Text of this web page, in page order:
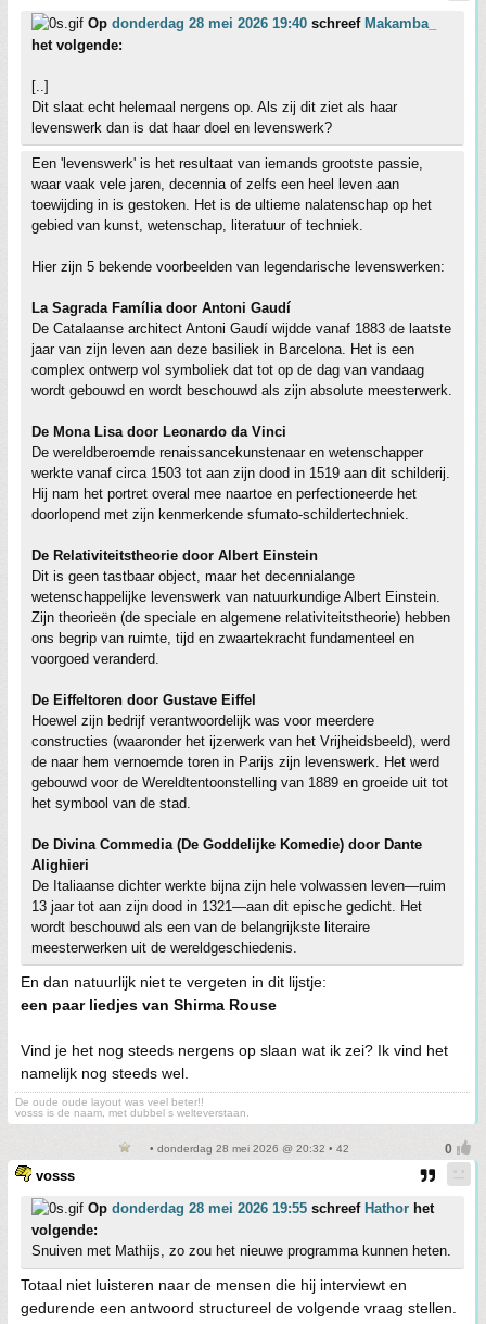
Op donderdag 28 mei 2026 19:40 schreef Makamba_
het volgende:
[..]
Dit slaat echt helemaal nergens op. Als zij dit ziet als haar
levenswerk dan is dat haar doel en levenswerk?
Een 'levenswerk' is het resultaat van iemands grootste passie,
waar vaak vele jaren, decennia of zelfs een heel leven aan
toewijding in is gestoken. Het is de ultieme nalatenschap op het
gebied van kunst, wetenschap, literatuur of techniek.
Hier zijn 5 bekende voorbeelden van legendarische levenswerken:
La Sagrada Família door Antoni Gaudí
De Catalaanse architect Antoni Gaudí wijdde vanaf 1883 de laatste
jaar van zijn leven aan deze basiliek in Barcelona. Het is een
complex ontwerp vol symboliek dat tot op de dag van vandaag
wordt gebouwd en wordt beschouwd als zijn absolute meesterwerk.
De Mona Lisa door Leonardo da Vinci
De wereldberoemde renaissancekunstenaar en wetenschapper
werkte vanaf circa 1503 tot aan zijn dood in 1519 aan dit schilderij.
Hij nam het portret overal mee naartoe en perfectioneerde het
doorlopend met zijn kenmerkende sfumato-schildertechniek.
De Relativiteitstheorie door Albert Einstein
Dit is geen tastbaar object, maar het decennialange
wetenschappelijke levenswerk van natuurkundige Albert Einstein.
Zijn theorieën (de speciale en algemene relativiteitstheorie) hebben
ons begrip van ruimte, tijd en zwaartekracht fundamenteel en
voorgoed veranderd.
De Eiffeltoren door Gustave Eiffel
Hoewel zijn bedrijf verantwoordelijk was voor meerdere
constructies (waaronder het ijzerwerk van het Vrijheidsbeeld), werd
de naar hem vernoemde toren in Parijs zijn levenswerk. Het werd
gebouwd voor de Wereldtentoonstelling van 1889 en groeide uit tot
het symbool van de stad.
De Divina Commedia (De Goddelijke Komedie) door Dante
Alighieri
De Italiaanse dichter werkte bijna zijn hele volwassen leven—ruim
13 jaar tot aan zijn dood in 1321—aan dit epische gedicht. Het
wordt beschouwd als een van de belangrijkste literaire
meesterwerken uit de wereldgeschiedenis.
En dan natuurlijk niet te vergeten in dit lijstje:
een paar liedjes van Shirma Rouse
Vind je het nog steeds nergens op slaan wat ik zei? Ik vind het
namelijk nog steeds wel.
De oude oude layout was veel beter!!
vosss is de naam, met dubbel s welteverstaan.
• donderdag 28 mei 2026 @ 20:32 • 42
vosss
Op donderdag 28 mei 2026 19:55 schreef Hathor het
volgende:
Snuiven met Mathijs, zo zou het nieuwe programma kunnen heten.
Totaal niet luisteren naar de mensen die hij interviewt en
gedurende een antwoord structureel de volgende vraag stellen.